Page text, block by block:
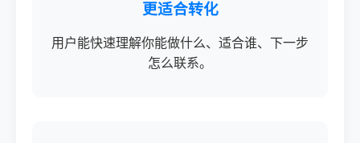
更适合转化
用户能快速理解你能做什么、适合谁、下一步
怎么联系。